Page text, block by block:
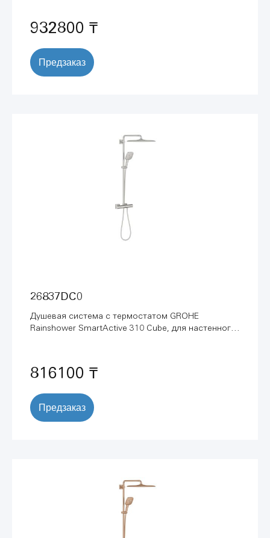
932800 ₸
Предзаказ
26837DC0
Душевая система с термостатом GROHE
Rainshower SmartActive 310 Cube, для настенного
816100 ₸
Предзаказ